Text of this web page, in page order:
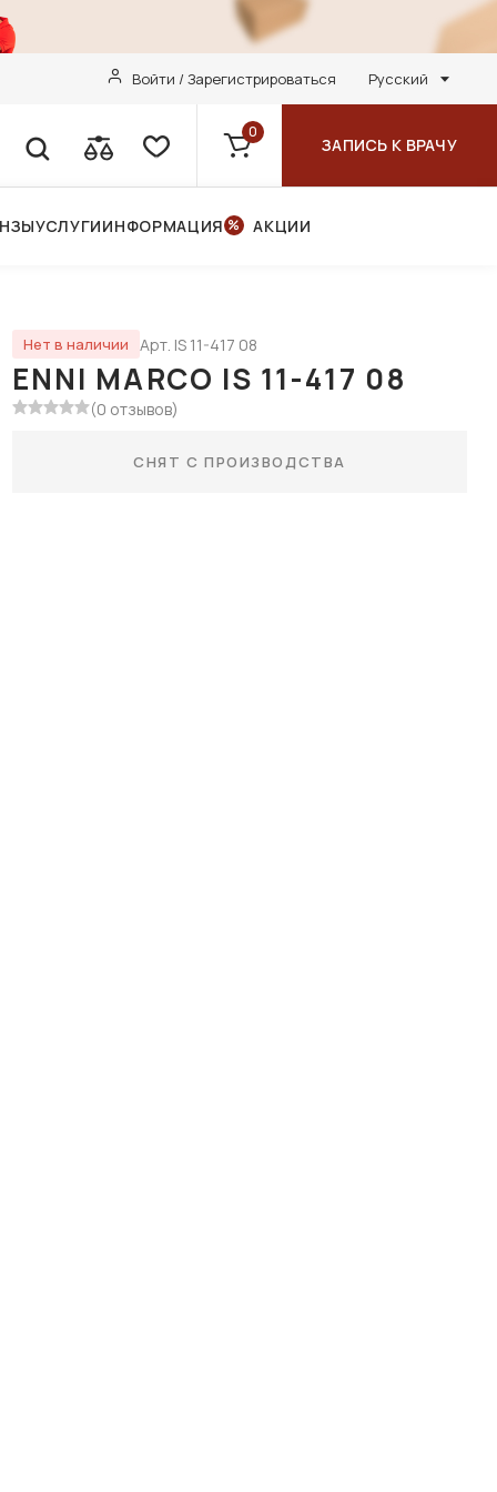
Войти / Зарегистрироваться Русский
0
ЗАПИСЬ К ВРАЧУ
УСЛУГИИНФОРМАЦИЯ АКЦИИ
Нет в наличии Арт. IS 11-417 08
ENNI MARCO IS 11-417 08
(0 отзывов)
СНЯТ С ПРОИЗВОДСТВА